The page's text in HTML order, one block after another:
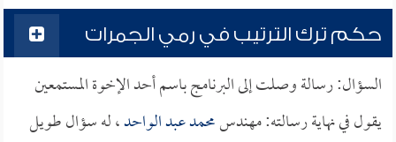
حكم ترك الترتيب في رمي الجمرات
السؤال: رسالة وصلت إلى البرنامج باسم أحد الإخوة المستمعين
يقول في نهاية رسالته: مهندسمحمد عبد الواحد، له سؤال طويل